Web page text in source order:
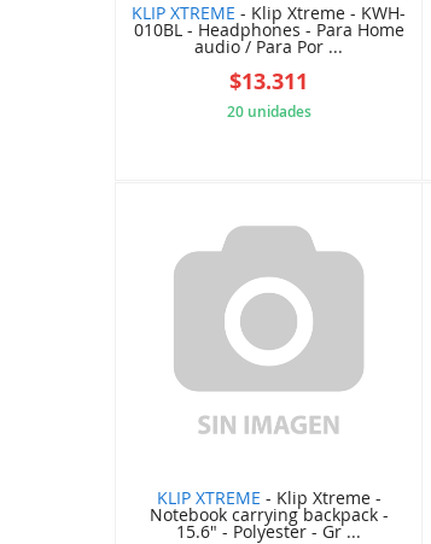
KLIP XTREME - Klip Xtreme - KWH-
010BL - Headphones - Para Home
audio / Para Por ...
$13.311
20 unidades
KLIP XTREME - Klip Xtreme -
Notebook carrying backpack -
15.6" - Polyester - Gr ...